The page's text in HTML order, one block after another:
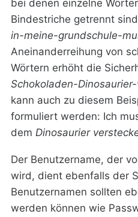
bei denen einzelne
Bindestriche getrennt
in-meine-grundschule-
Aneinanderreihung von
Wörtern erhöht die
Schokoladen-
kann auch zu diesem
formuliert werden: Ich
dem Dinosaurier
Der Benutzername, der
wird, dient ebenfalls der
Benutzernamen sollten
werden können wie